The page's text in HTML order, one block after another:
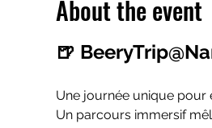
About the event
🍺
Une journée unique pour
Un parcours immersif